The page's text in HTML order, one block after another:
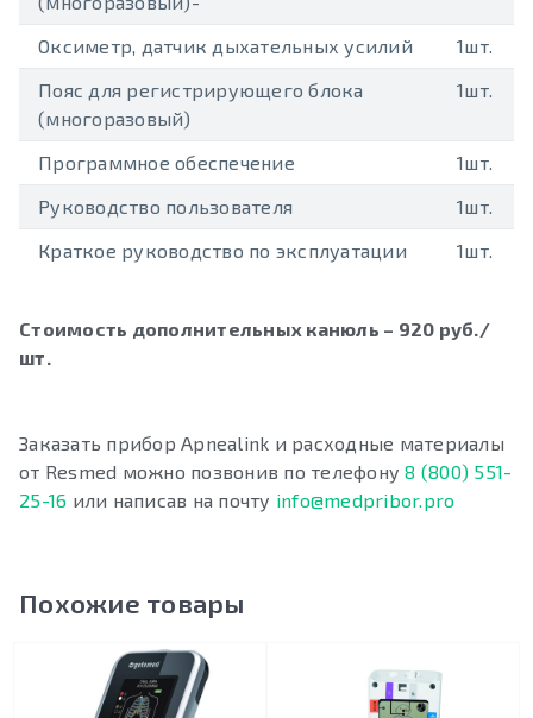
Оксиметр, датчик дыхательных усилий
1шт.
Пояс для регистрирующего блока
(многоразовый)
1шт.
Программное обеспечение
1шт.
Руководство пользователя
1шт.
Краткое руководство по эксплуатации
1шт.
Стоимость дополнительных канюль – 920 руб./
шт.
Заказать прибор Apnealink и расходные материалы
от Resmed можно позвонив по телефону8 (800) 551-
25-16 или написав на почту info@medpribor.pro
Похожие товары